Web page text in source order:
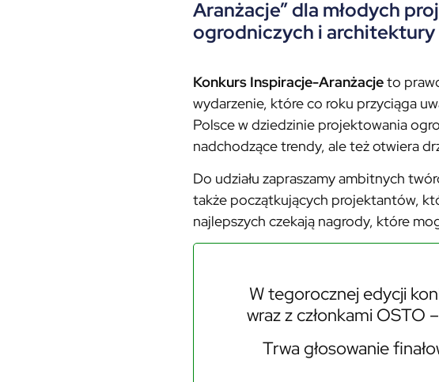
Aranżacje” dla młodych
ogrodniczych i architektury
Konkurs Inspiracje-Aranżacjeto
wydarzenie, które co roku przyciąga
Polsce w dziedzinie projektowania
nadchodzące trendy, ale też otwiera
Do udziału zapraszamy ambitnych
także początkujących projektantów,
najlepszych czekają nagrody, które
W tegorocznej edycji
wraz z członkami OSTO
Trwa głosowanie